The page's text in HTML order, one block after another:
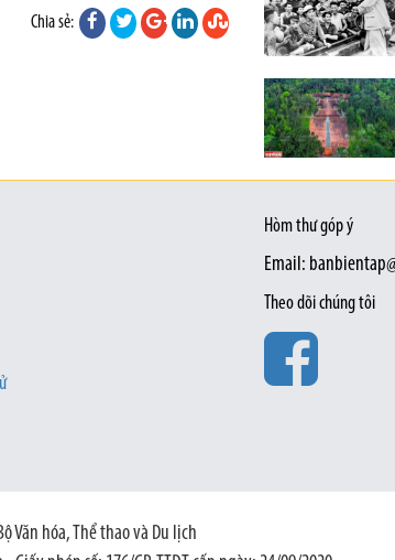
Chia sẻ:
Hòm thư góp ý
Email:
Theo dõi chúng tôi
Văn hóa, Thể thao và Du lịch